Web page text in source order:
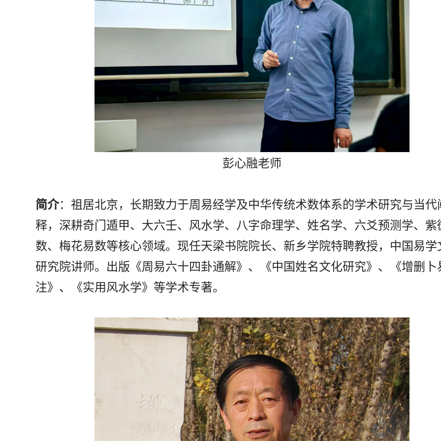
彭心融老师
简介：祖居北京，长期致力于周易经学及中华传统术数体系的学术研究与当代
释，深耕奇门遁甲、大六壬、风水学、八字命理学、姓名学、六爻预测学、紫
数、梅花易数等核心领域。现任天梁书院院长、新乡学院特聘教授，中国易学
研究院讲师。出版《周易六十四卦通解》、《中国姓名文化研究》、《增删卜
注》、《实用风水学》等学术专著。